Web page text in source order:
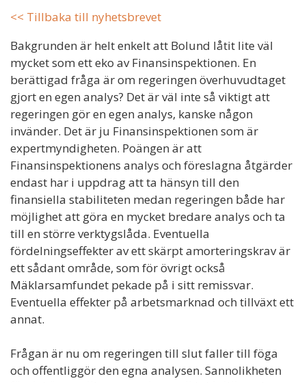
<< Tillbaka till nyhetsbrevet
Bakgrunden är helt enkelt att Bolund låtit lite väl
mycket som ett eko av Finansinspektionen. En
berättigad fråga är om regeringen överhuvudtaget
gjort en egen analys? Det är väl inte så viktigt att
regeringen gör en egen analys, kanske någon
invänder. Det är ju Finansinspektionen som är
expertmyndigheten. Poängen är att
Finansinspektionens analys och föreslagna åtgärder
endast har i uppdrag att ta hänsyn till den
finansiella stabiliteten medan regeringen både har
möjlighet att göra en mycket bredare analys och ta
till en större verktygslåda. Eventuella
fördelningseffekter av ett skärpt amorteringskrav är
ett sådant område, som för övrigt också
Mäklarsamfundet pekade på i sitt remissvar.
Eventuella effekter på arbetsmarknad och tillväxt ett
annat.
Frågan är nu om regeringen till slut faller till föga
och offentliggör den egna analysen. Sannolikheten